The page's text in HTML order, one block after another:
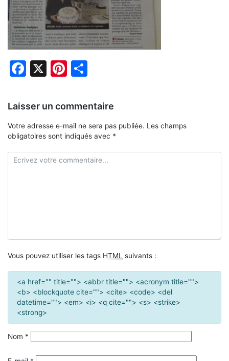
Facebook
X Pinterest
Laisser un commentaire
Votre adresse e-mail ne sera pas publiée. Les champs
obligatoires sont indiqués avec *
Vous pouvez utiliser les tags HTML suivants :
<a href="" title=""> <abbr title=""> <acronym title="">
<b> <blockquote cite=""> <cite> <code> <del
datetime=""> <em> <i> <q cite=""> <s> <strike>
<strong>
Nom *